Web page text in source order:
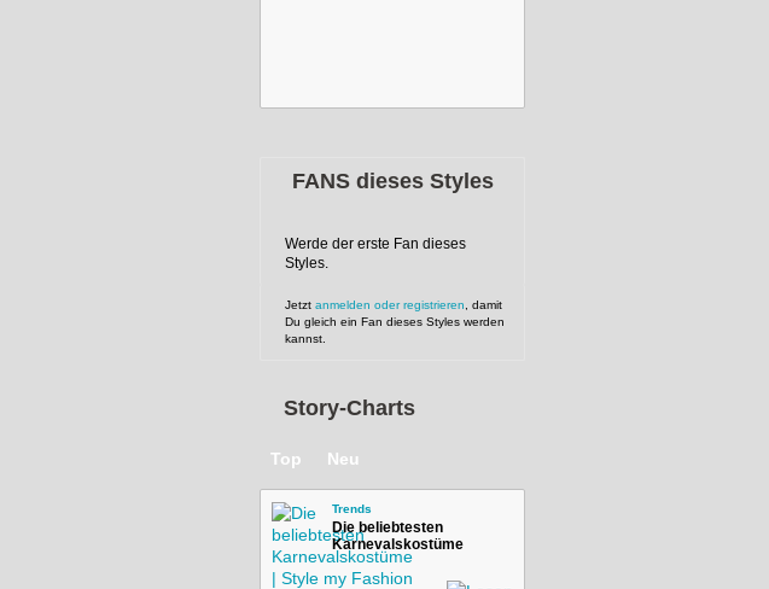
FANS dieses Styles
Werde der erste Fan dieses
Styles.
Jetzt anmelden oder registrieren , damit
Du gleich ein Fan dieses Styles werden
kannst.
Story-Charts
Top Neu
Trends
Die beliebtesten
Karnevalskostüme